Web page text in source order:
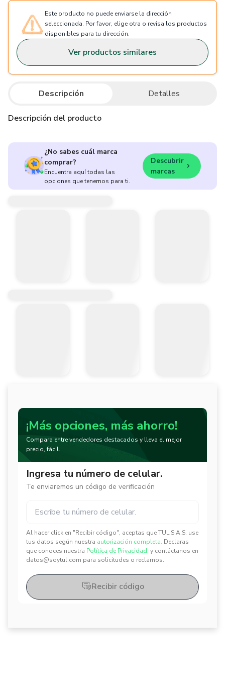
Este producto no puede enviarse la dirección
seleccionada. Por favor, elige otra o revisa los productos
disponibles para tu dirección.
Ver productos similares
Descripción Detalles
Descripción del producto
¿No sabes cuál marca
comprar?
Encuentra aquí todas las
opciones que tenemos para ti.
Descubrir
marcas
¡Más opciones, más ahorro!
Compara entre vendedores destacados y lleva el mejor
precio, fácil.
Ingresa tu número de celular.
Te enviaremos un código de verificación
Al hacer click en "Recibir código", aceptas que TUL S.A.S. use
tus datos según nuestra autorización completa. Declaras
que conoces nuestra Política de Privacidad. y contáctanos en
datos@soytul.com para solicitudes o reclamos.
✕
✕
Recibir código